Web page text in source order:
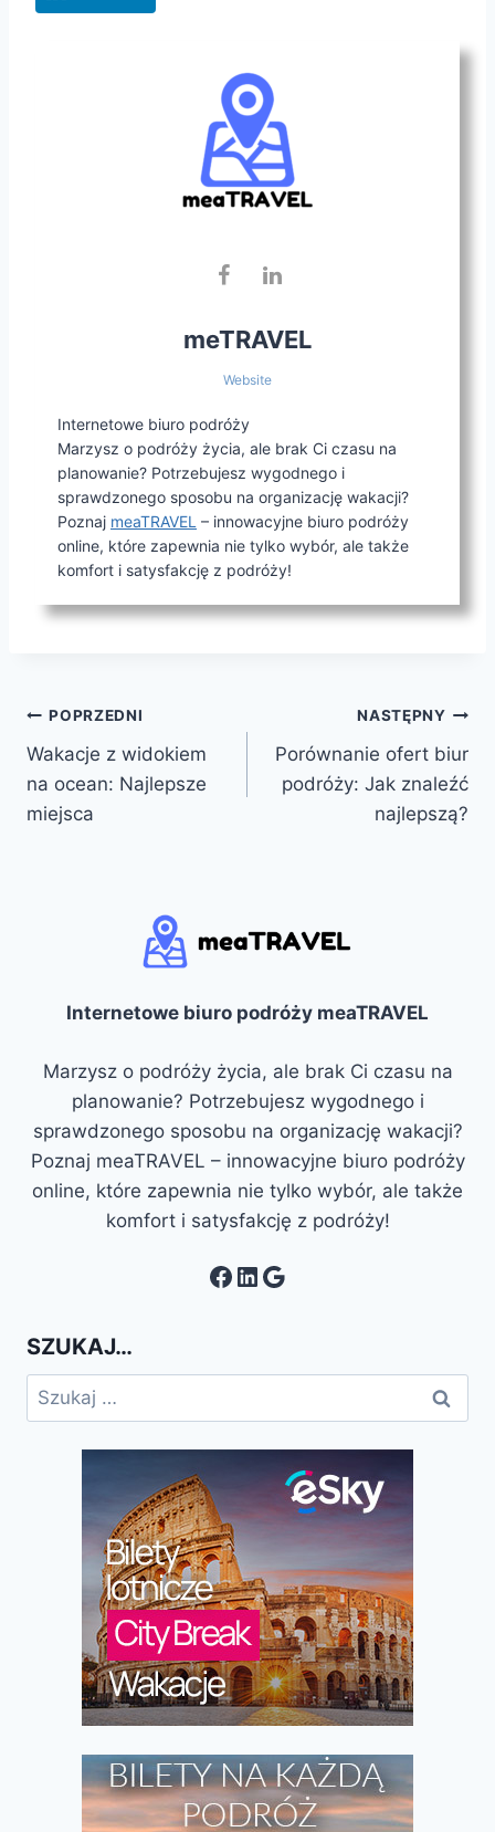
meTRAVEL
Website
Internetowe biuro podróży
Marzysz o podróży życia, ale brak Ci czasu na
planowanie? Potrzebujesz wygodnego i
sprawdzonego sposobu na organizację wakacji?
Poznaj meaTRAVEL – innowacyjne biuro podróży
online, które zapewnia nie tylko wybór, ale także
komfort i satysfakcję z podróży!
Nawigacja
wpisu
POPRZEDNI
Wakacje z widokiem
na ocean: Najlepsze
miejsca
NASTĘPNY
Porównanie ofert biur
podróży: Jak znaleźć
najlepszą?
Internetowe biuro podróży meaTRAVEL
Marzysz o podróży życia, ale brak Ci czasu na
planowanie? Potrzebujesz wygodnego i
sprawdzonego sposobu na organizację wakacji?
Poznaj meaTRAVEL – innowacyjne biuro podróży
online, które zapewnia nie tylko wybór, ale także
komfort i satysfakcję z podróży!
Facebook
LinkedIn
Google
SZUKAJ…
Szukaj: